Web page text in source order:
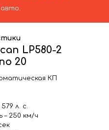
LP580-2
20
КП
л. с.
– 250 км/ч